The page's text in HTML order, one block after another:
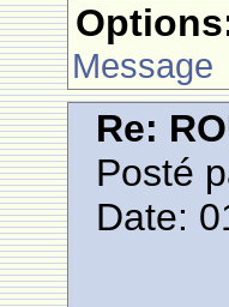
Message
Re:
Posté
Date: